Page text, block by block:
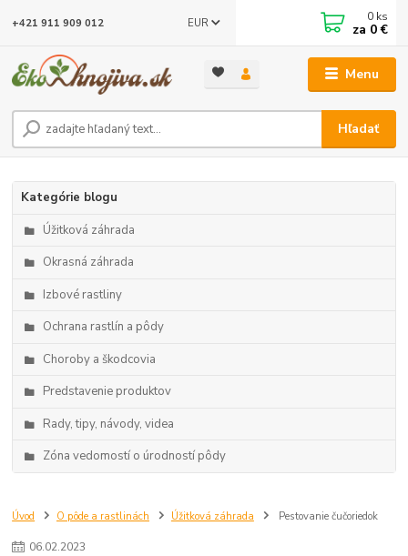
Menu
EUR
Hľadať
+421 911 909 012 0 ks
za 0 €
Kategórie blogu
Úžitková záhrada
Okrasná záhrada
Izbové rastliny
Ochrana rastlín a pôdy
Choroby a škodcovia
Predstavenie produktov
Rady, tipy, návody, videa
Zóna vedomostí o úrodností pôdy
Úvod O pôde a rastlinách Úžitková záhrada Pestovanie čučoriedok
06.02.2023